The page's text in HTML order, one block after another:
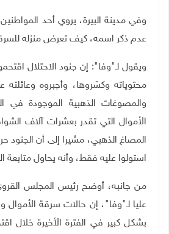
وفي مدينة البيرة، يروي أحد
عدم ذكر اسمه، كيف تعرض منزله
ويقول لـ"وفا": إن جنود الاحتلال
محتوياته وكسّروها، وأجبروه وعائلته
والمصوغات الذهبية الموجودة في
الأموال التي تقدر بعشرات آلاف
المصاغ الذهبي، مشيرا إلى أن الجنود
استولوا عليه فقط، وأنه يحاول متابعة
من جانبه، أوضح رئيس المجلس
عليا لـ"وفا"، إن حالات سرقة الأموال
بشكل كبير في الفترة الأخيرة خلال